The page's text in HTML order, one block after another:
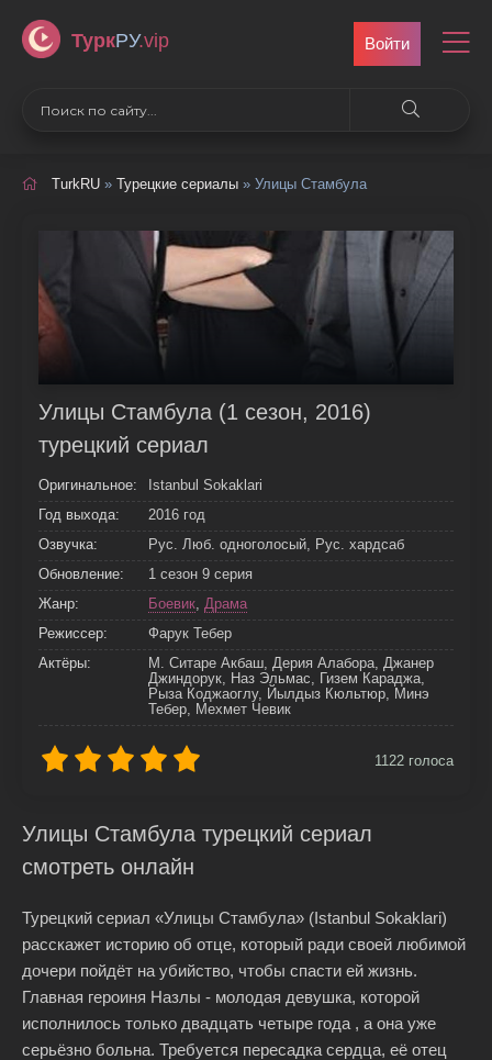
ТуркРУ.vip Войти
TurkRU » Турецкие сериалы » Улицы Стамбула
Улицы Стамбула (1 сезон, 2016)
турецкий сериал
Оригинальное:
Istanbul Sokaklari
Год выхода:
2016 год
Озвучка:
Рус. Люб. одноголосый, Рус. хардсаб
Обновление:
1 сезон 9 серия
Жанр:
Боевик, Драма
Режиссер:
Фарук Тебер
Актёры:
М. Ситаре Акбаш, Дерия Алабора, Джанер
Джиндорук, Наз Эльмас, Гизем Караджа,
Рыза Коджаоглу, Йылдыз Кюльтюр, Минэ
Тебер, Мехмет Чевик
1122 голоса
Улицы Стамбула турецкий сериал
смотреть онлайн
Турецкий сериал «Улицы Стамбула» (Istanbul Sokaklari)
расскажет историю об отце, который ради своей любимой
дочери пойдёт на убийство, чтобы спасти ей жизнь.
Главная героиня Назлы - молодая девушка, которой
исполнилось только двадцать четыре года , а она уже
серьёзно больна. Требуется пересадка сердца, её отец